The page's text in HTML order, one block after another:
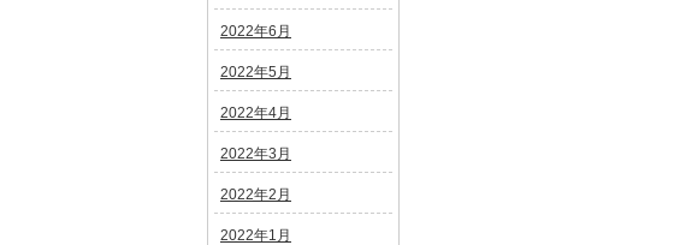
2022年6月
2022年5月
2022年4月
2022年3月
2022年2月
2022年1月